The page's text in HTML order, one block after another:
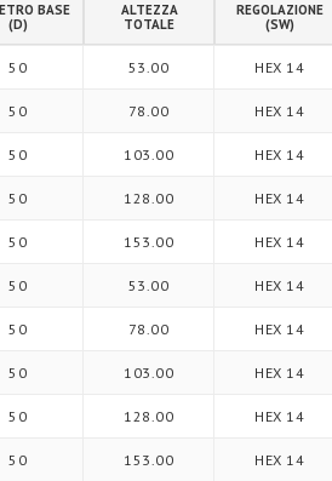
BASE
(D)
ALTEZZA
TOTALE
REGOLAZIONE
(SW)
50 53.00 HEX 14
50 78.00 HEX 14
50 103.00 HEX 14
50 128.00 HEX 14
50 153.00 HEX 14
50 53.00 HEX 14
50 78.00 HEX 14
50 103.00 HEX 14
50 128.00 HEX 14
50 153.00 HEX 14